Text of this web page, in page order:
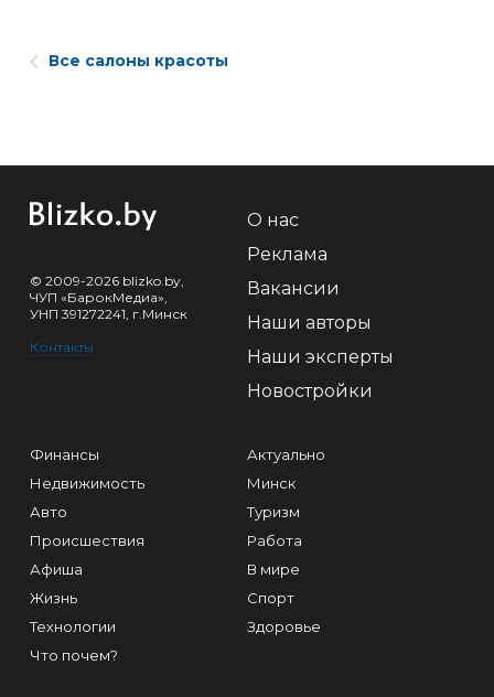
Все салоны красоты
© 2009-2026 blizko.by,
ЧУП «БарокМедиа»,
УНП 391272241, г.Минск
Контакты
О нас
Реклама
Вакансии
Наши авторы
Наши эксперты
Новостройки
Финансы
Недвижимость
Авто
Происшествия
Афиша
Жизнь
Технологии
Что почем?
Актуально
Минск
Туризм
Работа
В мире
Спорт
Здоровье